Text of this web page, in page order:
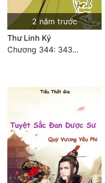
Trọng Sinh
Tu Chân
Võng Du
Xuyên Không
Xuyên Nhanh
2 năm trước
Thư Linh Ký
Chương 344: 343...